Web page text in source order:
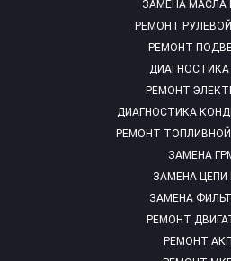
ЗАМЕНА МАСЛА
РЕМОНТ
РЕМОНТ
ДИАГНОСТИКА
РЕМОНТ
ДИАГНОСТИКА
РЕМОНТ
ЗАМЕНА
ЗАМЕНА ЦЕПИ
ЗАМЕНА
РЕМОНТ
РЕМОНТ